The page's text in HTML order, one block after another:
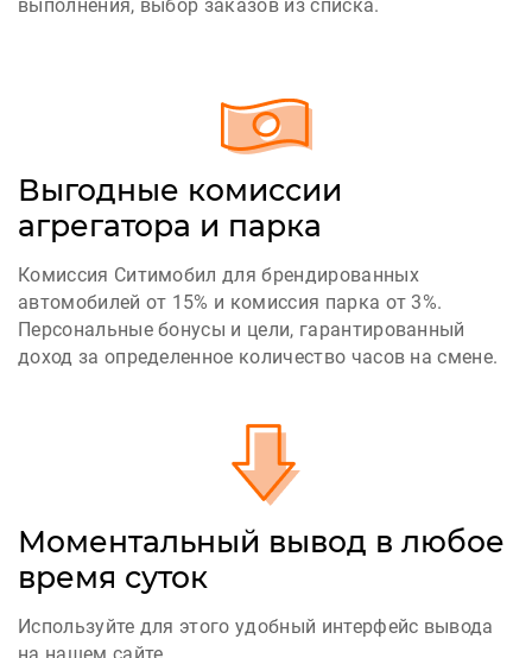
выполнения, выбор заказов из списка.
Выгодные комиссии
агрегатора и парка
Комиссия Ситимобил для брендированных
автомобилей от 15% и комиссия парка от 3%.
Персональные бонусы и цели, гарантированный
доход за определенное количество часов на смене.
Моментальный вывод в любое
время суток
Используйте для этого удобный интерфейс вывода